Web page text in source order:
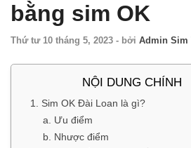
bằng sim OK
Thứ tư 10 tháng 5, 2023 - bởi Admin Sim
NỘI DUNG CHÍNH
1. Sim OK Đài Loan là gì?
a. Ưu điểm
b. Nhược điểm